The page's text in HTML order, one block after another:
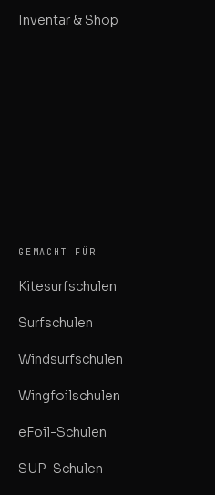
Inventar & Shop
GEMACHT FÜR
Kitesurfschulen
Surfschulen
Windsurfschulen
Wingfoilschulen
eFoil-Schulen
SUP-Schulen